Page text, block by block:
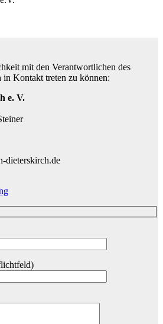
mit den Verantwortlichen des
Kontakt treten zu können:
e. V.
dieterskirch.de